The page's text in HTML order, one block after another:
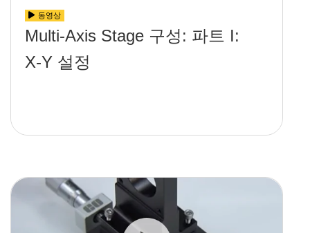
동영상
Multi-Axis Stage 구성: 파트 I:
X-Y 설정